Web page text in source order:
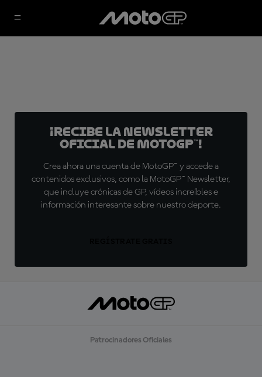
¡Recibe la Newsletter
oficial de MotoGP™!
Crea ahora una cuenta de MotoGP™ y accede a
contenidos exclusivos, como la MotoGP™ Newsletter,
que incluye crónicas de GP, vídeos increíbles e
información interesante sobre nuestro deporte.
Patrocinadores Oficiales